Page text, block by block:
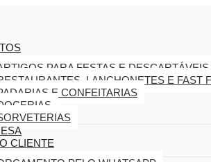
PARA FESTAS E DESCARTÁVEIS
LANCHONETES E FAST
E CONFEITARIAS
CLIENTE